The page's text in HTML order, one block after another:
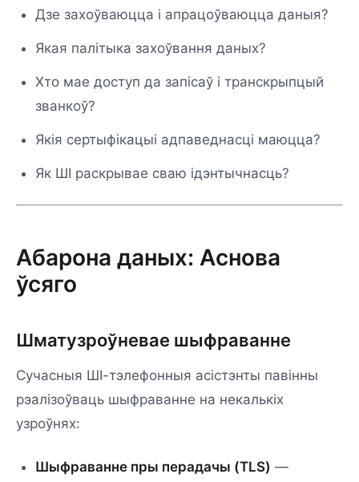
Дзе захоўваюцца і апрацоўваюцца даныя?
Якая палітыка захоўвання даных?
Хто мае доступ да запісаў і транскрыпцый
званкоў?
Якія сертыфікацыі адпаведнасці маюцца?
Як ШІ раскрывае сваю ідэнтычнасць?
Абарона даных: Аснова
ўсяго
Шматузроўневае шыфраванне
Сучасныя ШІ-тэлефонныя асістэнты павінны
рэалізоўваць шыфраванне на некалькіх
узроўнях:
Шыфраванне пры перадачы (TLS) —